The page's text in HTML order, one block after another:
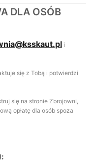
DLA OSÓB
i
się z Tobą i potwierdzi
się na stronie Zbrojowni,
opłatę dla osób spoza